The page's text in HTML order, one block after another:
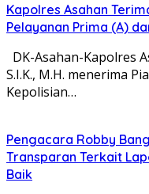
Kapolres Asahan
Pelayanan Prima (A)
DK-Asahan-Kapolres
S.I.K., M.H. menerima
Kepolisian…
Pengacara Robby
Transparan Terkait
Baik